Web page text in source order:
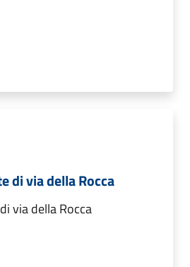
di via della Rocca
via della Rocca